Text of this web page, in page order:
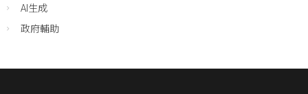
AI生成
政府輔助